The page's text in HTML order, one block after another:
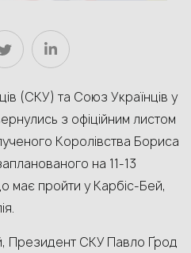
(СКУ) та Союз Українців у
з офіційним листом
Королівства Бориса
на 11-13
має пройти у Карбіс-Бей,
Президент СКУ Павло Ґрод